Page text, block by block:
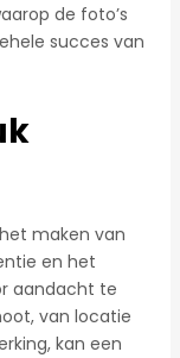
de foto’s
succes van
maken van
en het
aandacht te
van locatie
kan een